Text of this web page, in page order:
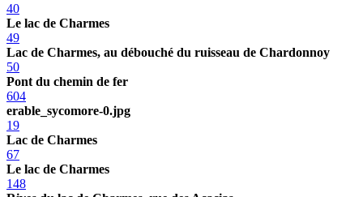
40
Le lac de Charmes
49
Lac de Charmes, au débouché du ruisseau de Chardonnoy
50
Pont du chemin de fer
604
erable_sycomore-0.jpg
19
Lac de Charmes
67
Le lac de Charmes
148